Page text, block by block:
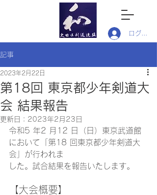
ログイン
記事
第18回 東京都少年剣道大
会 結果報告
2023年2月22日
更新日： 2023年2月23日
令和5 年2 月12 日（日）東京武道館
において「第18 回東京都少年剣道大
会」が行われま
した。試合結果を報告いたします。
【大会概要】